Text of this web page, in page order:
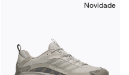
Novidade